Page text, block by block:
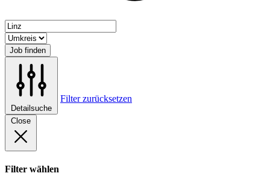
Job finden
Detailsuche
Filter zurücksetzen
Close
Filter wählen